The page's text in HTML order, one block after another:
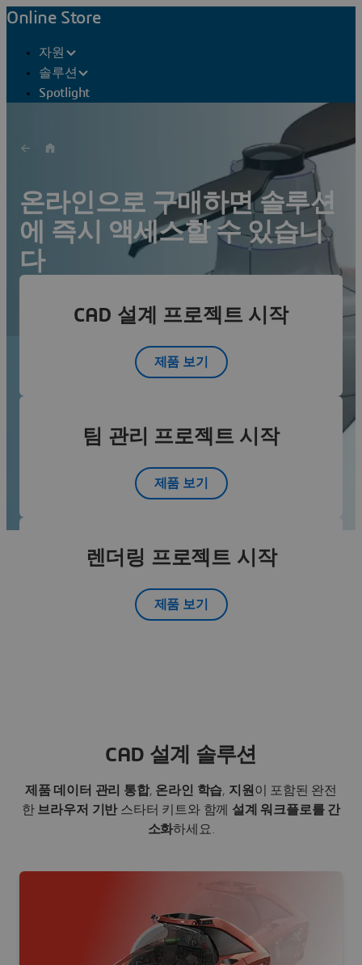
Online Store
자원
솔루션
Spotlight
온라인으로 구매하면 솔루션
에 즉시 액세스할 수 있습니
다
지금 바로클라우드 기반 협업 공간 에서 설계
여정을 시작하고혁신을 촉진하세요
CAD 설계 프로젝트 시작
제품 보기
팀 관리 프로젝트 시작
제품 보기
렌더링 프로젝트 시작
제품 보기
CAD 설계 솔루션
제품 데이터 관리 통합, 온라인 학습, 지원 이 포함된 완전
한 브라우저 기반스타터 키트와 함께 설계 워크플로를 간
소화하세요.